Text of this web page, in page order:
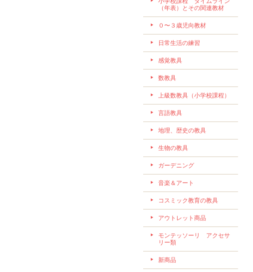
（年表）とその関連教材
０〜３歳児向教材
日常生活の練習
感覚教具
数教具
上級数教具（小学校課程）
言語教具
地理、歴史の教具
生物の教具
ガーデニング
音楽＆アート
コスミック教育の教具
アウトレット商品
モンテッソーリ アクセサ
リー類
新商品